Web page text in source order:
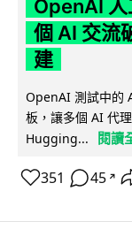
OpenAI 人
個 AI 交流
建
OpenAI 測試中的
板，讓多個 AI 代
Hugging...
閱讀
351 45 ↗